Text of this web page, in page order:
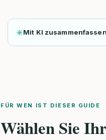
Mit KI zusammenfassen
FÜR WEN IST DIESER GUIDE
Wählen Sie